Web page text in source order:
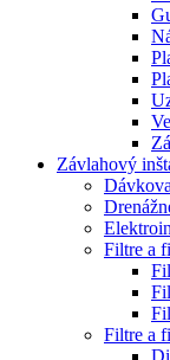
Závlahový
Filtre a
Filtre a